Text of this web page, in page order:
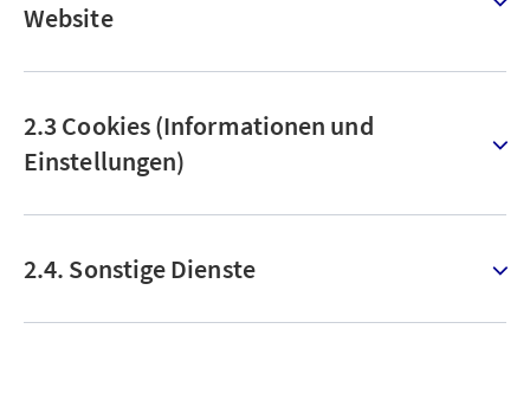
Website
2.3 Cookies (Informationen und
Einstellungen)
2.4. Sonstige Dienste